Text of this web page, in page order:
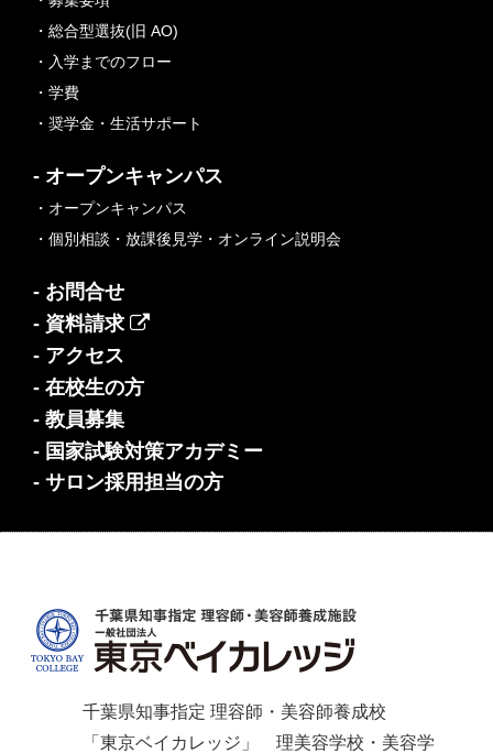
・総合型選抜(旧 AO)
・入学までのフロー
・学費
・奨学金・生活サポート
- オープンキャンパス
・オープンキャンパス
・個別相談・放課後見学・オンライン説明会
- お問合せ
- 資料請求
- アクセス
- 在校生の方
- 教員募集
- 国家試験対策アカデミー
- サロン採用担当の方
千葉県知事指定 理容師・美容師養成校
「東京ベイカレッジ」 理美容学校・美容学